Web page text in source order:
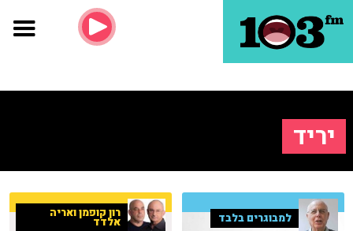
יריד
למבוגרים בלבד רון קופמן ואריה
אלדד